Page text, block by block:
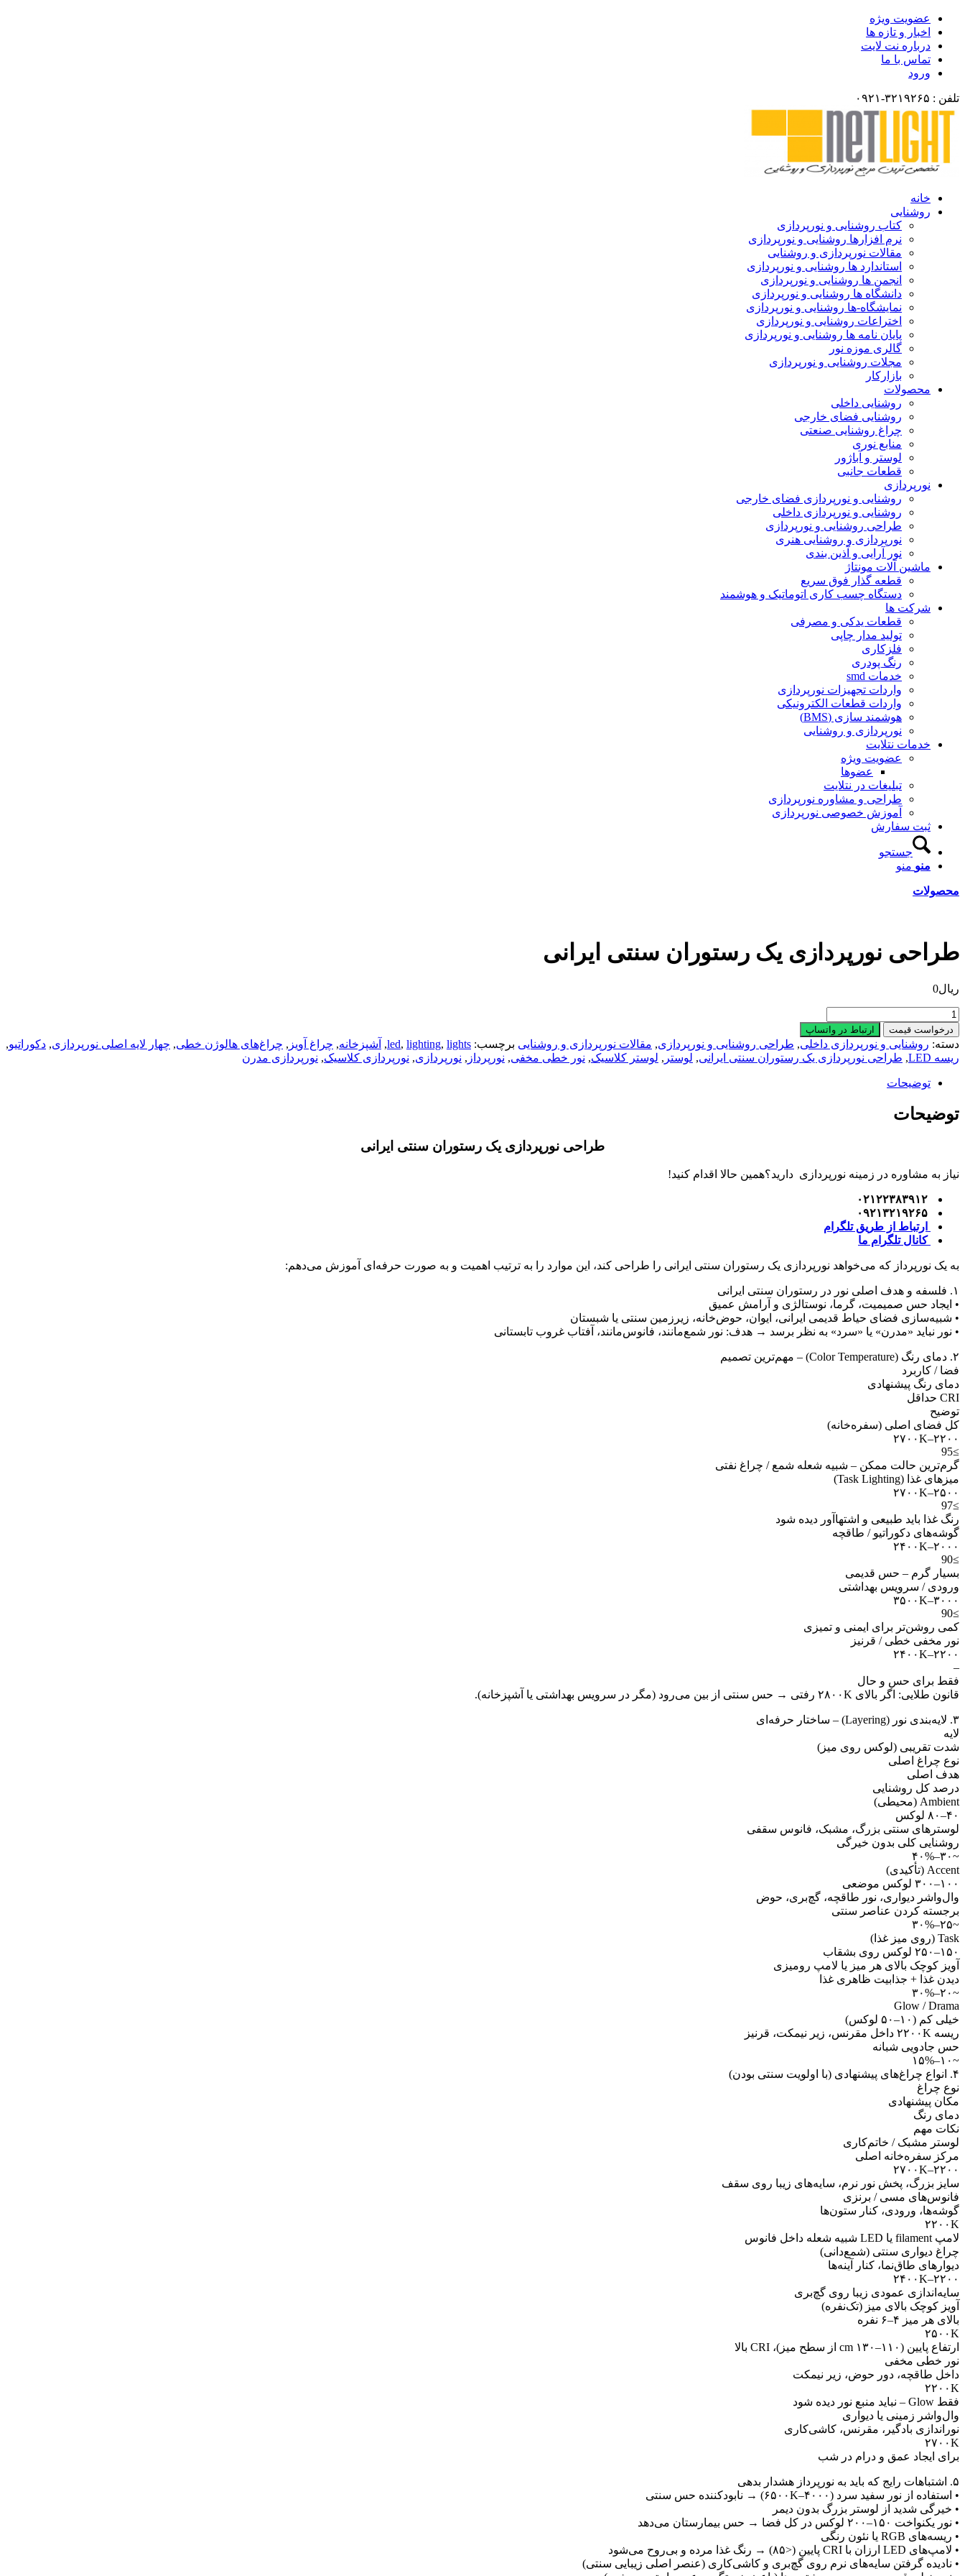
عضویت ویژه
اخبار و تازه ها
درباره نت لایت
تماس با ما
ورود
تلفن : ۳۲۱۹۲۶۵-۰۹۲۱
خانه
روشنایی
کتاب روشنایی و نورپردازی
نرم افزارها روشنایی و نورپردازی
مقالات نورپردازی و روشنایی
استاندارد ها روشنایی و نورپردازی
انجمن ها روشنایی و نورپردازی
دانشگاه ها روشنایی و نورپردازی
نمایشگاه-ها روشنایی و نورپردازی
اختراعات روشنایی و نورپردازی
پایان نامه ها روشنایی و نورپردازی
گالری موزه نور
مجلات روشنایی و نورپردازی
بازارکار
محصولات
روشنایی داخلی
روشنایی فضای خارجی
چراغ روشنایی صنعتی
منابع نوری
لوستر و آباژور
قطعات جانبی
نورپردازی
روشنایی و نورپردازی فضای خارجی
روشنایی و نورپردازی داخلی
طراحی روشنایی و نورپردازی
نورپردازی و روشنایی هنری
نور آرایی و آذین بندی
ماشین آلات مونتاژ
قطعه گذار فوق سریع
دستگاه چسب کاری اتوماتیک و هوشمند
شرکت ها
قطعات یدکی و مصرفی
تولید مدار چاپی
فلزکاری
رنگ پودری
خدمات smd
واردات تجهیزات نورپردازی
واردات قطعات الکترونیکی
هوشمند سازی (BMS)
نورپردازی و روشنایی
خدمات نتلایت
عضویت ویژه
عضوها
تبلیغات در نتلایت
طراحی و مشاوره نورپردازی
آموزش خصوصی نورپردازی
ثبت سفارش
جستجو
منو منو
محصولات
طراحی نورپردازی یک رستوران سنتی ایرانی
ریال0
طراحی
نورپردازی
یک
رستوران
سنتی
ایرانی
درخواست قیمت ارتباط در واتساپ
دسته: روشنایی و نورپردازی داخلی, طراحی روشنایی و نورپردازی, مقالات نورپردازی و روشنایی برچسب: led, lighting, lights
, آشپزخانه, چراغ آویز , چراغ‌های هالوژن خطی, چهار لایه اصلی نورپردازی, دکوراتیو,
ریسه LED
, طراحی نورپردازی یک رستوران سنتی ایرانی, لوستر , لوستر کلاسیک, نور خطی مخفی, نورپرداز , نورپردازی, نورپردازی کلاسیک, نورپردازی مدرن
توضیحات
توضیحات
طراحی نورپردازی یک رستوران سنتی ایرانی
نیاز به مشاوره در زمینه نورپردازی دارید؟همین حالا اقدام کنید!
ارتباط از طریق تلگرام
کانال تلگرام ما
به یک نورپرداز که می‌خواهد نورپردازی یک رستوران سنتی ایرانی را طراحی کند، این موارد را به ترتیب اهمیت و به صورت حرفه‌ای آموزش می‌دهم:
۱. فلسفه و هدف اصلی نور در رستوران سنتی ایرانی
• ایجاد حس صمیمیت، گرما، نوستالژی و آرامش عمیق
• شبیه‌سازی فضای حیاط قدیمی ایرانی، ایوان، حوض‌خانه، زیرزمین سنتی یا شبستان
• نور نباید «مدرن» یا «سرد» به نظر برسد → هدف: نور شمع‌مانند، فانوس‌مانند، آفتاب غروب تابستانی
۲. دمای رنگ (Color Temperature) – مهم‌ترین تصمیم
فضا / کاربرد
دمای رنگ پیشنهادی
CRI حداقل
توضیح
کل فضای اصلی (سفره‌خانه)
۲۲۰۰–۲۷۰۰K
≥95
گرم‌ترین حالت ممکن – شبیه شعله شمع / چراغ نفتی
میزهای غذا (Task Lighting)
۲۵۰۰–۲۷۰۰K
≥97
رنگ غذا باید طبیعی و اشتهاآور دیده شود
گوشه‌های دکوراتیو / طاقچه
۲۰۰۰–۲۴۰۰K
≥90
بسیار گرم – حس قدیمی
ورودی / سرویس بهداشتی
۳۰۰۰–۳۵۰۰K
≥90
کمی روشن‌تر برای ایمنی و تمیزی
نور مخفی خطی / قرنیز
۲۲۰۰–۲۴۰۰K
–
فقط برای حس و حال
قانون طلایی: اگر بالای ۲۸۰۰K رفتی → حس سنتی از بین می‌رود (مگر در سرویس بهداشتی یا آشپزخانه).
۳. لایه‌بندی نور (Layering) – ساختار حرفه‌ای
لایه
شدت تقریبی (لوکس روی میز)
نوع چراغ اصلی
هدف اصلی
درصد کل روشنایی
Ambient (محیطی)
۴۰–۸۰ لوکس
لوسترهای سنتی بزرگ، مشبک، فانوس سقفی
روشنایی کلی بدون خیرگی
~۳۰–۴۰%
Accent (تأکیدی)
۱۰۰–۳۰۰ لوکس موضعی
وال‌واشر دیواری، نور طاقچه، گچ‌بری، حوض
برجسته کردن عناصر سنتی
~۲۵–۳۰%
Task (روی میز غذا)
۱۵۰–۲۵۰ لوکس روی بشقاب
آویز کوچک بالای هر میز یا لامپ رومیزی
دیدن غذا + جذابیت ظاهری غذا
~۲۰–۳۰%
Glow / Drama
خیلی کم (۱۰–۵۰ لوکس)
ریسه ۲۲۰۰K داخل مقرنس، زیر نیمکت، قرنیز
حس جادویی شبانه
~۱۰–۱۵%
۴. انواع چراغ‌های پیشنهادی (با اولویت سنتی بودن)
نوع چراغ
مکان پیشنهادی
دمای رنگ
نکات مهم
لوستر مشبک / خاتم‌کاری
مرکز سفره‌خانه اصلی
۲۲۰۰–۲۷۰۰K
سایز بزرگ، پخش نور نرم، سایه‌های زیبا روی سقف
فانوس‌های مسی / برنزی
گوشه‌ها، ورودی، کنار ستون‌ها
۲۲۰۰K
لامپ filament یا LED شبیه شعله داخل فانوس
چراغ دیواری سنتی (شمع‌دانی)
دیوارهای طاق‌نما، کنار آینه‌ها
۲۲۰۰–۲۴۰۰K
سایه‌اندازی عمودی زیبا روی گچ‌بری
آویز کوچک بالای میز (تک‌نفره)
بالای هر میز ۴–۶ نفره
۲۵۰۰K
ارتفاع پایین (۱۱۰–۱۳۰ cm از سطح میز)، CRI بالا
نور خطی مخفی
داخل طاقچه، دور حوض، زیر نیمکت
۲۲۰۰K
فقط Glow – نباید منبع نور دیده شود
وال‌واشر زمینی یا دیواری
نوراندازی بادگیر، مقرنس، کاشی‌کاری
۲۷۰۰K
برای ایجاد عمق و درام در شب
۵. اشتباهات رایج که باید به نورپرداز هشدار بدهی
• استفاده از نور سفید سرد (۴۰۰۰–۶۵۰۰K) → نابودکننده حس سنتی
• خیرگی شدید از لوستر بزرگ بدون دیمر
• نور یکنواخت ۱۵۰–۲۰۰ لوکس در کل فضا → حس بیمارستان می‌دهد
• ریسه‌های RGB یا نئون رنگی
• لامپ‌های LED ارزان با CRI پایین (<۸۵) → رنگ غذا مرده و بی‌روح می‌شود
• نادیده گرفتن سایه‌های نرم روی گچ‌بری و کاشی‌کاری (عنصر اصلی زیبایی سنتی)